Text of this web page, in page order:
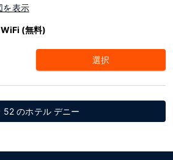
を表示
WiFi (無料)
選択
52 のホテル デニー